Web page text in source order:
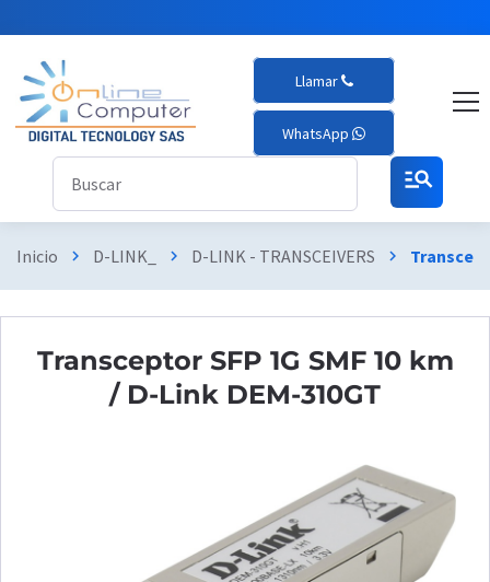
Llamar
WhatsApp
manage_search
Inicio chevron_right D-LINK_ chevron_right D-LINK - TRANSCEIVERS chevron_right
Transceptor SFP 1G SMF 10 km
/ D-Link DEM-310GT